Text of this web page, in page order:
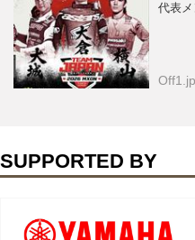
代表
Off1.jp
SUPPORTED BY